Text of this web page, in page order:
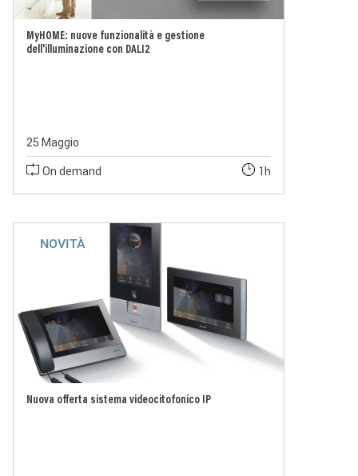
MyHOME: nuove funzionalità e gestione
dell'illuminazione con DALI2
25 Maggio
On demand
1h
NOVITÀ
Nuova offerta sistema videocitofonico IP